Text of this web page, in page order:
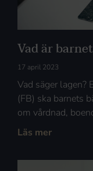
Vad är
17 april 2023
Vad säger lagen?
(FB) ska barnets
om vårdnad,
Läs mer